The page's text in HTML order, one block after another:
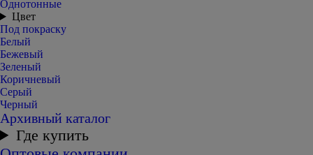
Однотонные
Цвет
Под покраску
Белый
Бежевый
Зеленый
Коричневый
Серый
Черный
Архивный каталог
Где купить